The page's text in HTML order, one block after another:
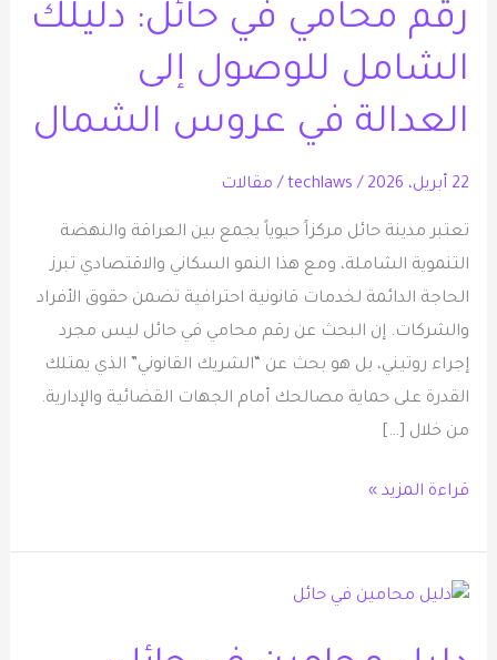
رقم محامي في حائل: دليلك
الشامل للوصول إلى
العدالة في عروس الشمال
22 أبريل، 2026 /
techlaws
/ مقالات
تعتبر مدينة حائل مركزاً حيوياً يجمع بين العراقة والنهضة
التنموية الشاملة، ومع هذا النمو السكاني والاقتصادي تبرز
الحاجة الدائمة لخدمات قانونية احترافية تضمن حقوق الأفراد
والشركات. إن البحث عن رقم محامي في حائل ليس مجرد
إجراء روتيني، بل هو بحث عن “الشريك القانوني” الذي يمتلك
القدرة على حماية مصالحك أمام الجهات القضائية والإدارية.
من خلال […]
عروس
الشمال
قراءة المزيد »
دليل